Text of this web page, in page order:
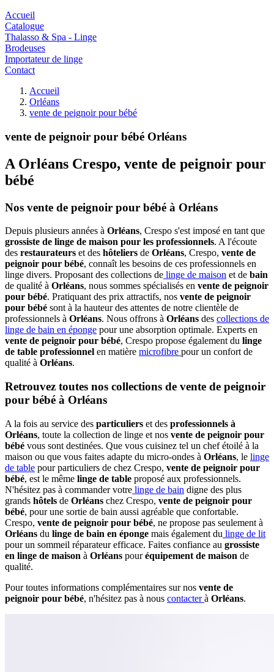
Accueil
Catalogue
Thalasso & Spa - Linge
Brodeuses
Importateur de linge
Contact
Accueil
Orléans
vente de peignoir pour bébé
vente de peignoir pour bébé Orléans
A Orléans Crespo, vente de peignoir pour
bébé
Nos vente de peignoir pour bébé à Orléans
Depuis plusieurs années à Orléans, Crespo s'est imposé en tant que
grossiste de linge de maison pour les professionnels. A l'écoute
des restaurateurs et des hôteliers de Orléans, Crespo, vente de
peignoir pour bébé, connaît les besoins de ces professionnels en
linge divers. Proposant des collections de linge de maison et de bain
de qualité à Orléans, nous sommes spécialisés en vente de peignoir
pour bébé. Pratiquant des prix attractifs, nos vente de peignoir
pour bébé sont à la hauteur des attentes de notre clientèle de
professionnels à Orléans. Nous offrons à Orléans des collections de
linge de bain en éponge pour une absorption optimale. Experts en
vente de peignoir pour bébé, Crespo propose également du linge
de table professionnel en matière microfibre pour un confort de
qualité à Orléans.
Retrouvez toutes nos collections de vente de peignoir
pour bébé à Orléans
A la fois au service des particuliers et des professionnels à
Orléans, toute la collection de linge et nos vente de peignoir pour
bébé vous sont destinées. Que vous cuisinez tel un chef étoilé à la
maison ou que vous faites adapte du micro-ondes à Orléans, le linge
de table pour particuliers de chez Crespo, vente de peignoir pour
bébé, est le même linge de table proposé aux professionnels.
N'hésitez pas à commander votre linge de bain digne des plus
grands hôtels de Orléans chez Crespo, vente de peignoir pour
bébé, pour une sortie de bain aussi agréable que confortable.
Crespo, vente de peignoir pour bébé, ne propose pas seulement à
Orléans du linge de bain en éponge mais également du linge de lit
pour un sommeil réparateur efficace. Faites confiance au grossiste
en linge de maison à Orléans pouréquipement de maison de
qualité.
Pour toutes informations complémentaires sur nos vente de
peignoir pour bébé, n'hésitez pas à nous contacterà Orléans.